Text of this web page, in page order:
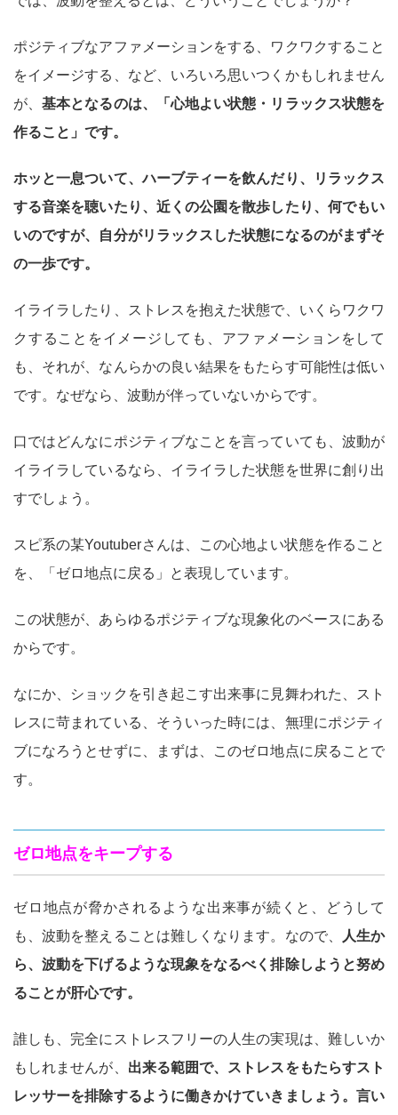
ポジティブなアファメーションをする、ワクワクすること
をイメージする、など、いろいろ思いつくかもしれません
が、基本となるのは、「心地よい状態・リラックス状態を
作ること」です。
ホッと一息ついて、ハーブティーを飲んだり、リラックス
する音楽を聴いたり、近くの公園を散歩したり、何でもい
いのですが、自分がリラックスした状態になるのがまずそ
の一歩です。
イライラしたり、ストレスを抱えた状態で、いくらワクワ
クすることをイメージしても、アファメーションをして
も、それが、なんらかの良い結果をもたらす可能性は低い
です。なぜなら、波動が伴っていないからです。
口ではどんなにポジティブなことを言っていても、波動が
イライラしているなら、イライラした状態を世界に創り出
すでしょう。
スピ系の某Youtuberさんは、この心地よい状態を作ること
を、「ゼロ地点に戻る」と表現しています。
この状態が、あらゆるポジティブな現象化のベースにある
からです。
なにか、ショックを引き起こす出来事に見舞われた、スト
レスに苛まれている、そういった時には、無理にポジティ
ブになろうとせずに、まずは、このゼロ地点に戻ることで
す。
ゼロ地点をキープする
ゼロ地点が脅かされるような出来事が続くと、どうして
も、波動を整えることは難しくなります。なので、
人生か
ら、波動を下げるような現象をなるべく排除しようと努め
ることが肝心です。
誰しも、完全にストレスフリーの人生の実現は、難しいか
もしれませんが、 出来る範囲で、ストレスをもたらすスト
レッサーを排除するように働きかけていきましょう。言い